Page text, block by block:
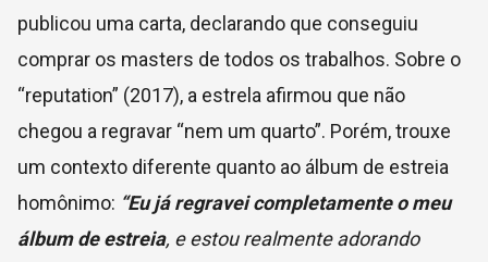
publicou uma carta, declarando que conseguiu
comprar os masters de todos os trabalhos. Sobre o
“reputation” (2017), a estrela afirmou que não
chegou a regravar “nem um quarto”. Porém, trouxe
um contexto diferente quanto ao álbum de estreia
homônimo: “Eu já regravei completamente o meu
álbum de estreia, e estou realmente adorando